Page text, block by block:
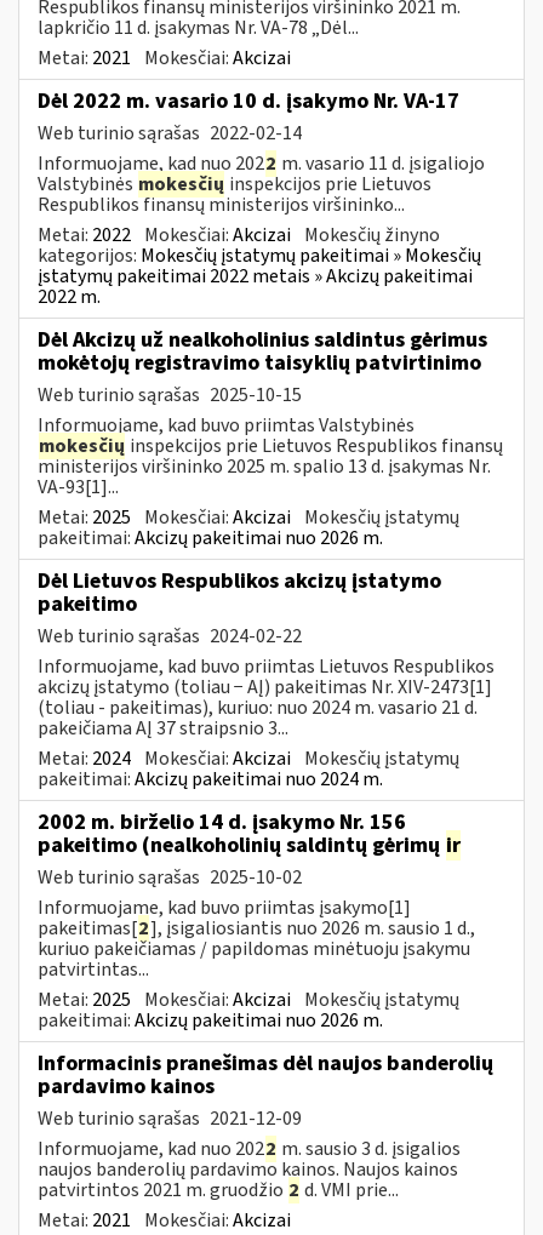
Respublikos finansų ministerijos viršininko 2021 m.
lapkričio 11 d. įsakymas Nr. VA-78 „Dėl...
Metai: 2021 Mokesčiai:Akcizai
Dėl 2022 m. vasario 10 d. įsakymo Nr. VA-17
Web turinio sąrašas 2022-02-14
Informuojame, kad nuo 2022 m. vasario 11 d. įsigaliojo
Valstybinės mokesčių inspekcijos prie Lietuvos
Respublikos finansų ministerijos viršininko...
Metai: 2022 Mokesčiai:Akcizai Mokesčių žinyno
kategorijos: Mokesčių įstatymų pakeitimai » Mokesčių
įstatymų pakeitimai 2022 metais » Akcizų pakeitimai
2022 m.
Dėl Akcizų už nealkoholinius saldintus gėrimus
mokėtojų registravimo taisyklių patvirtinimo
Web turinio sąrašas 2025-10-15
Informuojame, kad buvo priimtas Valstybinės
mokesčių inspekcijos prie Lietuvos Respublikos finansų
ministerijos viršininko 2025 m. spalio 13 d. įsakymas Nr.
VA-93[1]...
Metai: 2025 Mokesčiai:Akcizai Mokesčių įstatymų
pakeitimai:Akcizų pakeitimai nuo 2026 m.
Dėl Lietuvos Respublikos akcizų įstatymo
pakeitimo
Web turinio sąrašas 2024-02-22
Informuojame, kad buvo priimtas Lietuvos Respublikos
akcizų įstatymo (toliau − AĮ) pakeitimas Nr. XIV-2473[1]
(toliau - pakeitimas), kuriuo: nuo 2024 m. vasario 21 d.
pakeičiama AĮ 37 straipsnio 3...
Metai: 2024 Mokesčiai:Akcizai Mokesčių įstatymų
pakeitimai:Akcizų pakeitimai nuo 2024 m.
2002 m. birželio 14 d. įsakymo Nr. 156
pakeitimo (nealkoholinių saldintų gėrimų ir
Web turinio sąrašas 2025-10-02
Informuojame, kad buvo priimtas įsakymo[1]
pakeitimas[2], įsigaliosiantis nuo 2026 m. sausio 1 d.,
kuriuo pakeičiamas / papildomas minėtuoju įsakymu
patvirtintas...
Metai: 2025 Mokesčiai:Akcizai Mokesčių įstatymų
pakeitimai:Akcizų pakeitimai nuo 2026 m.
Informacinis pranešimas dėl naujos banderolių
pardavimo kainos
Web turinio sąrašas 2021-12-09
Informuojame, kad nuo 2022 m. sausio 3 d. įsigalios
naujos banderolių pardavimo kainos. Naujos kainos
patvirtintos 2021 m. gruodžio 2 d. VMI prie...
Metai: 2021 Mokesčiai:Akcizai